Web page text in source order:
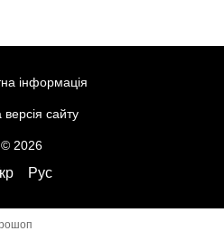
інформація
сайту
© 2026
Рус